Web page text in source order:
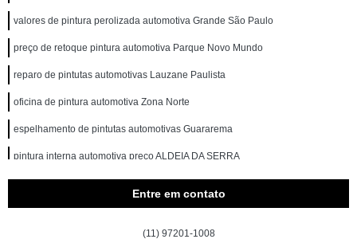
valores de pintura perolizada automotiva Grande São Paulo
preço de retoque pintura automotiva Parque Novo Mundo
reparo de pintutas automotivas Lauzane Paulista
oficina de pintura automotiva Zona Norte
espelhamento de pintutas automotivas Guararema
pintura interna automotiva preço ALDEIA DA SERRA
loja de pintutas automotivas Jardim Guarapiranga
Entre em contato
(11) 97201-1008